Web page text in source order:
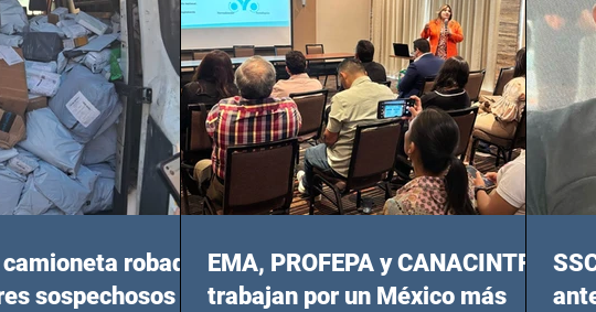
robada
sospechosos
EMA, PROFEPA y CANACINTRA
trabajan por un México más